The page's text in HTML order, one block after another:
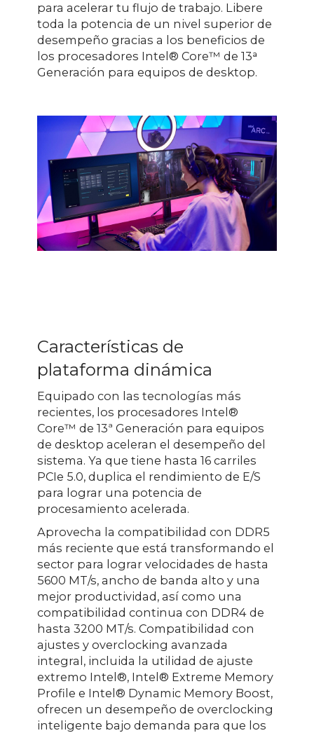
para acelerar tu flujo de trabajo. Libere
toda la potencia de un nivel superior de
desempeño gracias a los beneficios de
los procesadores Intel® Core™ de 13ᵃ
Generación para equipos de desktop.
Características de
plataforma dinámica
Equipado con las tecnologías más
recientes, los procesadores Intel®
Core™ de 13ª Generación para equipos
de desktop aceleran el desempeño del
sistema. Ya que tiene hasta 16 carriles
PCIe 5.0, duplica el rendimiento de E/S
para lograr una potencia de
procesamiento acelerada.
Aprovecha la compatibilidad con DDR5
más reciente que está transformando el
sector para lograr velocidades de hasta
5600 MT/s, ancho de banda alto y una
mejor productividad, así como una
compatibilidad continua con DDR4 de
hasta 3200 MT/s. Compatibilidad con
ajustes y overclocking avanzada
integral, incluida la utilidad de ajuste
extremo Intel®, Intel® Extreme Memory
Profile e Intel® Dynamic Memory Boost,
ofrecen un desempeño de overclocking
inteligente bajo demanda para que los